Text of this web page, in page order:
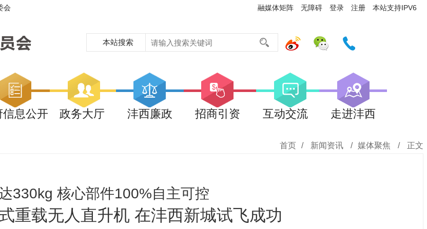
融媒体矩阵 无障碍 登录 注册 本站支持IPV6
会
本站搜索
信息公开 政务大厅 沣西廉政 招商引资 互动交流 走进沣西
首页 / 新闻资讯 / 媒体聚焦 / 正文
330kg 核心部件100%自主可控
重载无人直升机 在沣西新城试飞成功